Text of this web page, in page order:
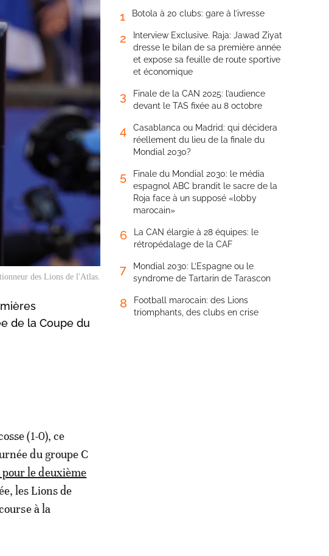
des Lions de l'Atlas.
de la Coupe du
(1-0), ce
du groupe C
le deuxième
les Lions de
à la
1 Botola à 20 clubs: gare à l’ivresse
2
Interview Exclusive. Raja: Jawad Ziyat
dresse le bilan de sa première année
et expose sa feuille de route sportive
et économique
3
Finale de la CAN 2025: l’audience
devant le TAS fixée au 8 octobre
4
Casablanca ou Madrid: qui décidera
réellement du lieu de la finale du
Mondial 2030?
5
Finale du Mondial 2030: le média
espagnol ABC brandit le sacre de la
Roja face à un supposé «lobby
marocain»
6
La CAN élargie à 28 équipes: le
rétropédalage de la CAF
7
Mondial 2030: L’Espagne ou le
syndrome de Tartarin de Tarascon
8
Football marocain: des Lions
triomphants, des clubs en crise